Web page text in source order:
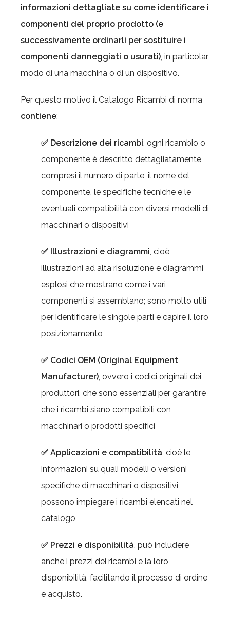
informazioni dettagliate su come identificare i
componenti del proprio prodotto (e
successivamente ordinarli per sostituire i
componenti danneggiati o usurati), in particolar
modo di una macchina o di un dispositivo.
Per questo motivo il Catalogo Ricambi di norma
contiene:
✅ Descrizione dei ricambi, ogni ricambio o
componente è descritto dettagliatamente,
compresi il numero di parte, il nome del
componente, le specifiche tecniche e le
eventuali compatibilità con diversi modelli di
macchinari o dispositivi
✅ Illustrazioni e diagrammi, cioè
illustrazioni ad alta risoluzione e diagrammi
esplosi che mostrano come i vari
componenti si assemblano; sono molto utili
per identificare le singole parti e capire il loro
posizionamento
✅ Codici OEM (Original Equipment
Manufacturer), ovvero i codici originali dei
produttori, che sono essenziali per garantire
che i ricambi siano compatibili con
macchinari o prodotti specifici
✅ Applicazioni e compatibilità, cioè le
informazioni su quali modelli o versioni
specifiche di macchinari o dispositivi
possono impiegare i ricambi elencati nel
catalogo
✅ Prezzi e disponibilità, può includere
anche i prezzi dei ricambi e la loro
disponibilità, facilitando il processo di ordine
e acquisto.